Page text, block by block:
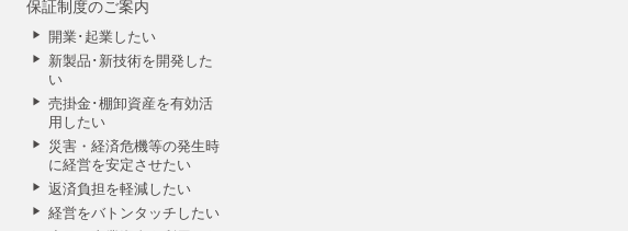
保証制度のご案内
開業･起業したい
新製品･新技術を開発した
い
売掛金･棚卸資産を有効活
用したい
災害・経済危機等の発生時
に経営を安定させたい
返済負担を軽減したい
経営をバトンタッチしたい